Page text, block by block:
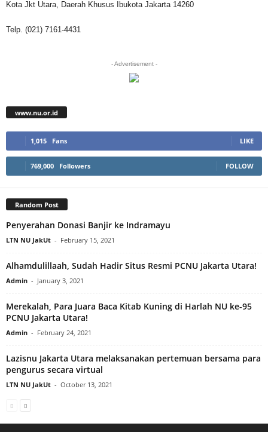
Kota Jkt Utara, Daerah Khusus Ibukota Jakarta 14260
Telp. (021) 7161-4431
- Advertisement -
www.nu.or.id
1,015 Fans LIKE
769,000 Followers FOLLOW
Random Post
Penyerahan Donasi Banjir ke Indramayu
LTN NU JakUt - February 15, 2021
Alhamdulillaah, Sudah Hadir Situs Resmi PCNU Jakarta Utara!
Admin - January 3, 2021
Merekalah, Para Juara Baca Kitab Kuning di Harlah NU ke-95
PCNU Jakarta Utara!
Admin - February 24, 2021
Lazisnu Jakarta Utara melaksanakan pertemuan bersama para
pengurus secara virtual
LTN NU JakUt - October 13, 2021